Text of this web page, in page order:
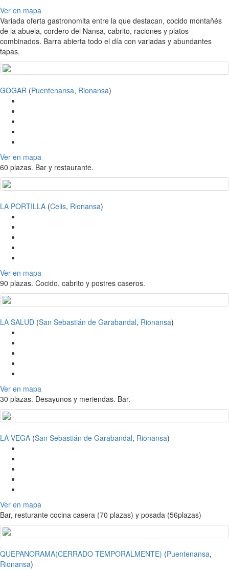
Ver en mapa
Variada oferta gastronomita entre la que destacan, cocido montañés
de la abuela, cordero del Nansa, cabrito, raciones y platos
combinados. Barra abierta todo el día con variadas y abundantes
tapas.
GOGAR (Puentenansa, Rionansa)
Ver en mapa
60 plazas. Bar y restaurante.
LA PORTILLA (Celis, Rionansa)
Ver en mapa
90 plazas. Cocido, cabrito y postres caseros.
LA SALUD (San Sebastián de Garabandal, Rionansa)
Ver en mapa
30 plazas. Desayunos y meriendas. Bar.
LA VEGA (San Sebastián de Garabandal, Rionansa)
Ver en mapa
Bar, resturante cocina casera (70 plazas) y posada (56plazas)
QUEPANORAMA(CERRADO TEMPORALMENTE) (Puentenansa,
Rionansa)